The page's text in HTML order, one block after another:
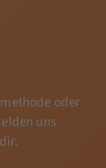
oder
uns